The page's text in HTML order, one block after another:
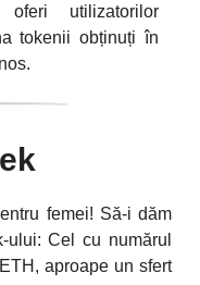
utilizatorilor
tokenii obținuți în
femei! Să-i dăm
Cel cu numărul
aproape un sfert